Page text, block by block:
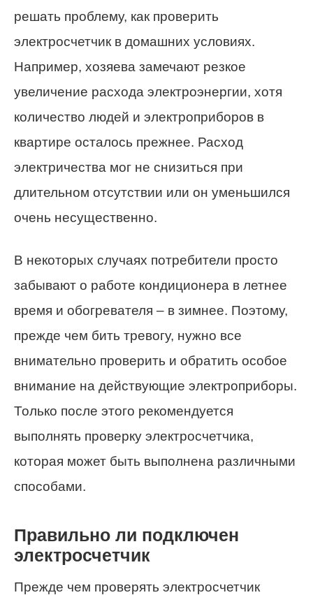
решать проблему, как проверить
электросчетчик в домашних условиях.
Например, хозяева замечают резкое
увеличение расхода электроэнергии, хотя
количество людей и электроприборов в
квартире осталось прежнее. Расход
электричества мог не снизиться при
длительном отсутствии или он уменьшился
очень несущественно.
В некоторых случаях потребители просто
забывают о работе кондиционера в летнее
время и обогревателя – в зимнее. Поэтому,
прежде чем бить тревогу, нужно все
внимательно проверить и обратить особое
внимание на действующие электроприборы.
Только после этого рекомендуется
выполнять проверку электросчетчика,
которая может быть выполнена различными
способами.
Правильно ли подключен
электросчетчик
Прежде чем проверять электросчетчик